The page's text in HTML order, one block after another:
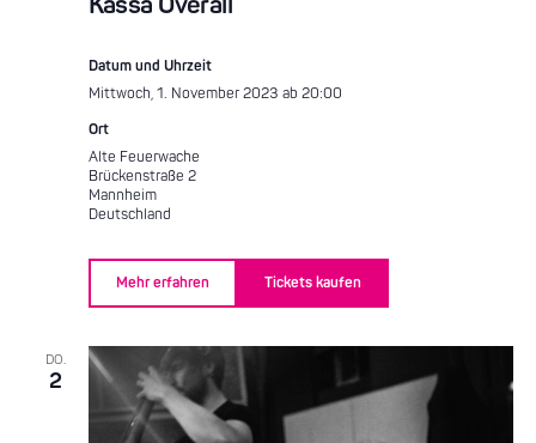
Datum und Uhrzeit
Mittwoch, 1. November 2023 ab 20:00
Ort
Alte Feuerwache
Brückenstraße 2
Mannheim
Deutschland
Mehr erfahren Tickets kaufen
DO.
2